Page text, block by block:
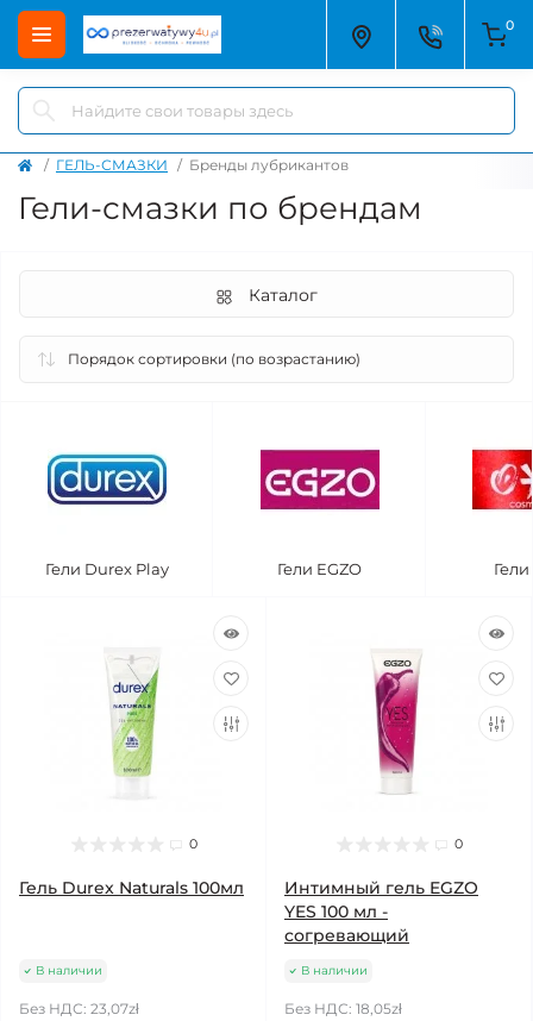
0
ГЕЛЬ-СМАЗКИ Бренды лубрикантов
Гели-смазки по брендам
Каталог
Гели Durex Play Гели EGZO
0
Гель Durex Naturals 100мл
В наличии
Без НДС: 23,07zł
0
Интимный гель EGZO
YES 100 мл -
согревающий
В наличии
Без НДС: 18,05zł